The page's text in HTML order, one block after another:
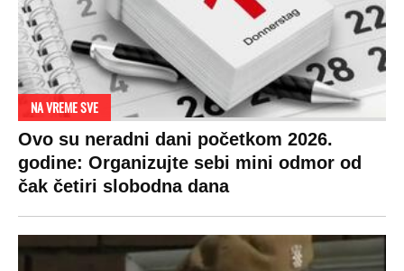
NA VREME SVE
Ovo su neradni dani početkom 2026.
godine: Organizujte sebi mini odmor od
čak četiri slobodna dana